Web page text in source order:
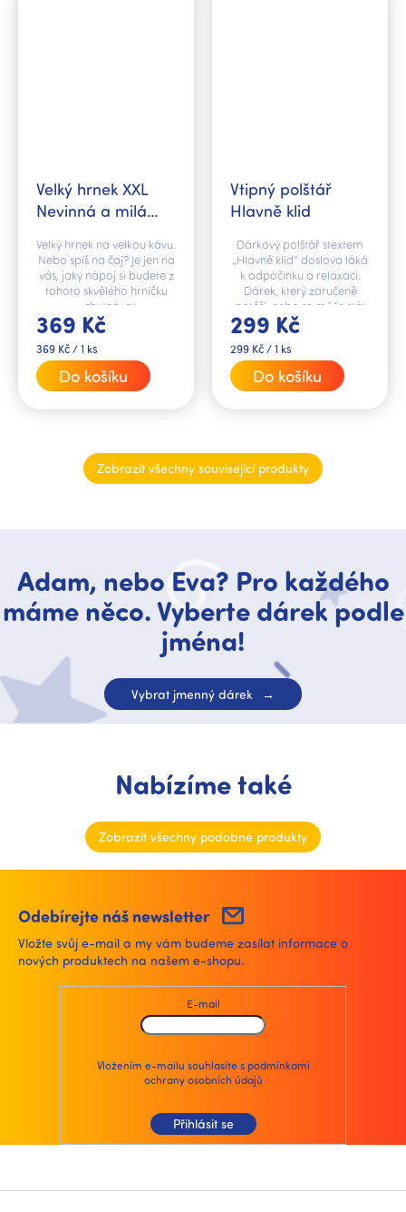
Velký hrnek XXL
Nevinná a milá…
369 Kč
Měrná
cena:
369 Kč / 1 ks
Do košíku
Velký hrnek na velkou kávu.
Nebo spíš na čaj? Je jen na
vás, jaký nápoj si budete z
tohoto skvělého hrníčku
vychutnávat.
Vtipný polštář
Hlavně klid
299 Kč
Měrná
cena:
299 Kč / 1 ks
Do košíku
Dárkový polštář stextem
„Hlavně klid“ doslova láká
k odpočinku a relaxaci.
Dárek, který zaručeně
potěší, nebo se může stát
krásným doplňkem
vašeho interiéru.
Zobrazit všechny související produkty
Adam, nebo Eva? Pro každého
máme něco. Vyberte dárek podle
jména!
Vybrat jmenný dárek
Nabízíme také
Zobrazit všechny podobné produkty
Odebírejte náš newsletter
Vložte svůj e-mail a my vám budeme zasílat informace o
nových produktech na našem e-shopu.
E-mail
Vložením e-mailu souhlasíte spodmínkami
ochrany osobních údajů
Přihlásit se
á